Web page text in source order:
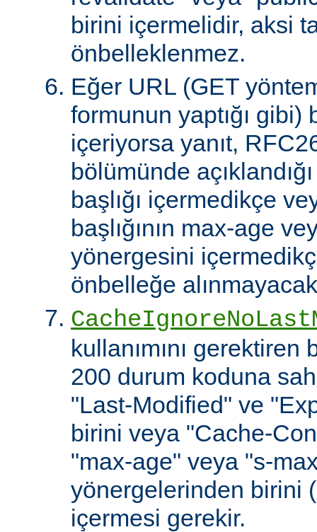
birini içermelidir, aksi
önbelleklenmez.
Eğer URL (GET
formunun yaptığı
içeriyorsa yanıt,
bölümünde
başlığı içermedikçe
başlığının max-age
yönergesini
önbelleğe
kullanımını gerektiren
200 durum koduna
"Last-Modified" ve
birini veya "Cache-
"max-age" veya "s-
yönergelerinden birini
içermesi gerekir.